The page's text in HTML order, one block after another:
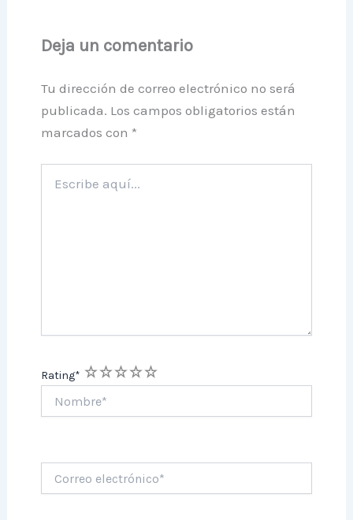
Deja un comentario
Tu dirección de correo electrónico no será
publicada. Los campos obligatorios están
marcados con *
aquí...
Rating* 5
4
3
2
1
electrónico*